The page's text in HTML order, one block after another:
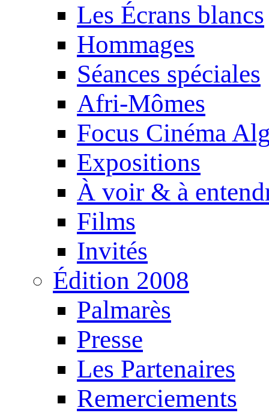
Les Écrans blancs
Hommages
Séances spéciales
Afri-Mômes
Focus Cinéma
Expositions
À voir & à
Films
Invités
Édition 2008
Palmarès
Presse
Les Partenaires
Remerciements